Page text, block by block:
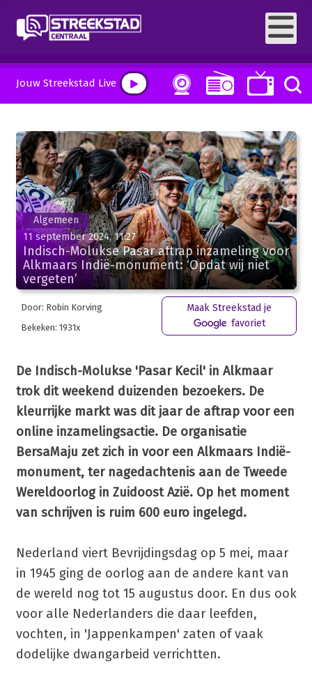
Jouw Streekstad Live
Algemeen
11 september 2024, 11:27
Indisch-Molukse Pasar aftrap inzameling voor
Alkmaars Indië-monument: ‘Opdat wij niet
vergeten’
Door: Robin Korving
Bekeken: 1931x
Maak Streekstad je
favoriet
De Indisch-Molukse 'Pasar Kecil' in Alkmaar
trok dit weekend duizenden bezoekers. De
kleurrijke markt was dit jaar de aftrap voor een
online inzamelingsactie. De organisatie
BersaMaju zet zich in voor een Alkmaars Indië-
monument, ter nagedachtenis aan de Tweede
Wereldoorlog in Zuidoost Azië. Op het moment
van schrijven is ruim 600 euro ingelegd.
Nederland viert Bevrijdingsdag op 5 mei, maar
in 1945 ging de oorlog aan de andere kant van
de wereld nog tot 15 augustus door. En dus ook
voor alle Nederlanders die daar leefden,
vochten, in 'Jappenkampen' zaten of vaak
dodelijke dwangarbeid verrichtten.